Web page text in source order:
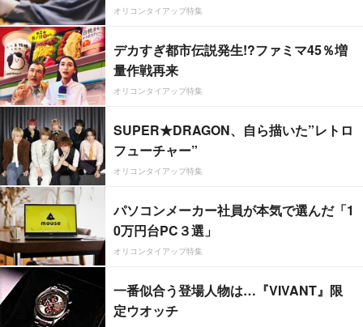
オリコンタイアップ特集
デカすぎ都市伝説発生!?ファミマ45％増
量作戦再来
オリコンタイアップ特集
SUPER★DRAGON、自ら描いた”レトロ
フューチャー”
オリコンタイアップ特集
パソコンメーカー社員が本気で選んだ「1
0万円台PC３選」
オリコンタイアップ特集
一番似合う登場人物は…『VIVANT』限
定ウオッチ